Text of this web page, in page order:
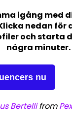
igång med
nedan för
och starta
några minuter.
nu
Bertellifrom